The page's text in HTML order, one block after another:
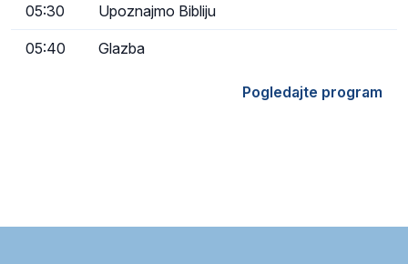
05:30 Upoznajmo Bibliju
05:40 Glazba
Pogledajte program